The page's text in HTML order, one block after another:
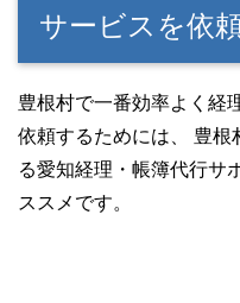
サービスを依
豊根村で一番効率よく経
依頼するためには、 豊根
る愛知経理・帳簿代行サ
ススメです。